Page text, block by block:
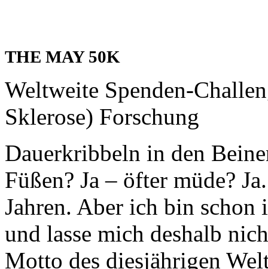
THE MAY 50K
Weltweite Spenden-
Sklerose) Forschung
Dauerkribbeln in den
Füßen? Ja – öfter müde?
Jahren. Aber ich bin schon
und lasse mich deshalb
Motto des diesjährigen